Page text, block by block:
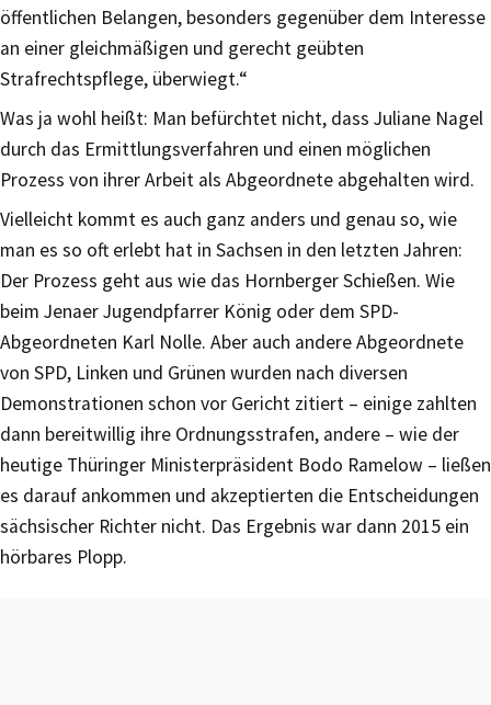
öffentlichen Belangen, besonders gegenüber dem Interesse
an einer gleichmäßigen und gerecht geübten
Strafrechtspflege, überwiegt.“
Was ja wohl heißt: Man befürchtet nicht, dass Juliane Nagel
durch das Ermittlungsverfahren und einen möglichen
Prozess von ihrer Arbeit als Abgeordnete abgehalten wird.
Vielleicht kommt es auch ganz anders und genau so, wie
man es so oft erlebt hat in Sachsen in den letzten Jahren:
Der Prozess geht aus wie das Hornberger Schießen. Wie
beim Jenaer Jugendpfarrer König oder dem SPD-
Abgeordneten Karl Nolle. Aber auch andere Abgeordnete
von SPD, Linken und Grünen wurden nach diversen
Demonstrationen schon vor Gericht zitiert – einige zahlten
dann bereitwillig ihre Ordnungsstrafen, andere – wie der
heutige Thüringer Ministerpräsident Bodo Ramelow – ließen
es darauf ankommen und akzeptierten die Entscheidungen
sächsischer Richter nicht. Das Ergebnis war dann 2015 ein
hörbares Plopp.